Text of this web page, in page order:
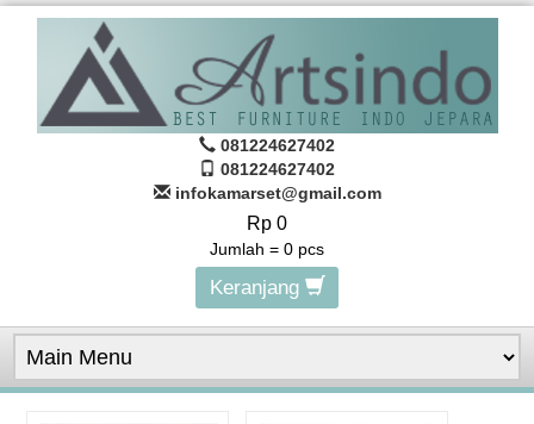
081224627402
081224627402
infokamarset@gmail.com
Rp 0
Jumlah = 0 pcs
Keranjang